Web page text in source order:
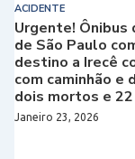
ACIDENTE
Urgente! Ônibus
de São Paulo
destino a Irecê
com caminhão e
dois mortos e
Janeiro 23, 2026